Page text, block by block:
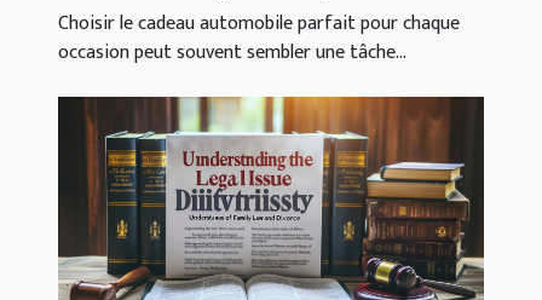
chaque occasion
Choisir le cadeau automobile parfait pour chaque
occasion peut souvent sembler une tâche...